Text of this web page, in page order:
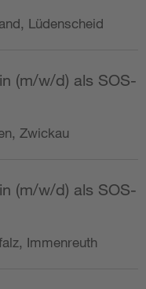
Lüdenscheid
(m/w/d) als SOS-
Zwickau
(m/w/d) als SOS-
Immenreuth